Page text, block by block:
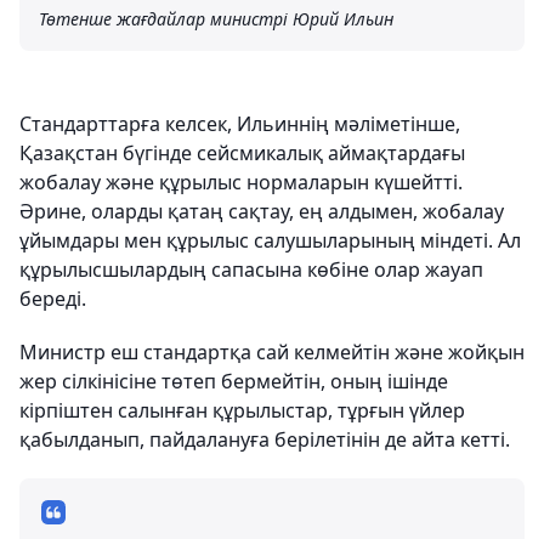
Төтенше жағдайлар министрі Юрий Ильин
Стандарттарға келсек, Ильиннің мәліметінше,
Қазақстан бүгінде сейсмикалық аймақтардағы
жобалау және құрылыс нормаларын күшейтті.
Әрине, оларды қатаң сақтау, ең алдымен, жобалау
ұйымдары мен құрылыс салушыларының міндеті. Ал
құрылысшылардың сапасына көбіне олар жауап
береді.
Министр еш стандартқа сай келмейтін және жойқын
жер сілкінісіне төтеп бермейтін, оның ішінде
кірпіштен салынған құрылыстар, тұрғын үйлер
қабылданып, пайдалануға берілетінін де айта кетті.